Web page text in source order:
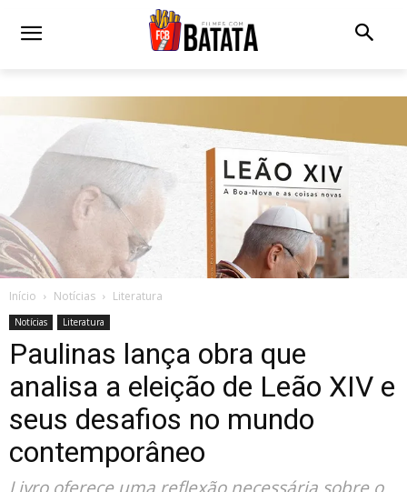
Início Notícias Literatura
Notícias Literatura
Paulinas lança obra que
analisa a eleição de Leão XIV e
seus desafios no mundo
contemporâneo